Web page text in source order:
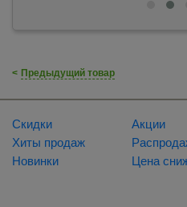
< Предыдущий товар
Скидки
Хиты продаж
Новинки
Акции
Цена